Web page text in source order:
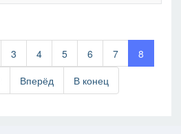
3 4 5 6 7
8
Вперёд В конец